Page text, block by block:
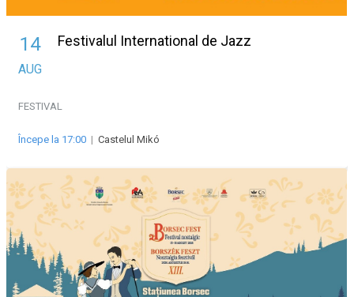
14
AUG
Festivalul International de Jazz
FESTIVAL
Începe la 17:00 | Castelul Mikó